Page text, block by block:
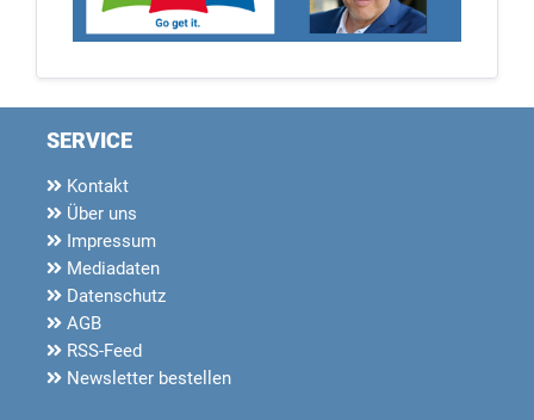
SERVICE
Kontakt
Über uns
Impressum
Mediadaten
Datenschutz
AGB
RSS-Feed
Newsletter bestellen